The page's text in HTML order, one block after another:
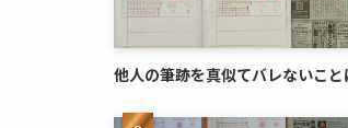
他人の筆跡を真似てバレないこと